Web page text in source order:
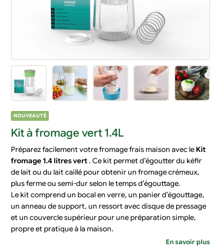
NOUVEAUTÉ
Kit à fromage vert 1.4L
Préparez facilement votre fromage frais maison avec le Kit
fromage 1.4 litres vert . Ce kit permet d’égoutter du kéfir
de lait ou du lait caillé pour obtenir un fromage crémeux,
plus ferme ou semi-dur selon le temps d’égouttage.
Le kit comprend un bocal en verre, un panier d’égouttage,
un anneau de support, un ressort avec disque de pressage
et un couvercle supérieur pour une préparation simple,
propre et pratique à la maison.
En savoir plus